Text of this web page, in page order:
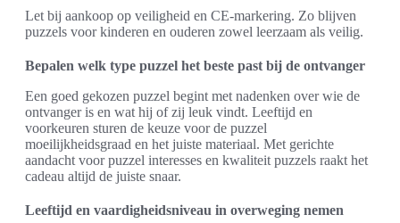
Let bij aankoop op veiligheid en CE-markering. Zo blijven
puzzels voor kinderen en ouderen zowel leerzaam als veilig.
Bepalen welk type puzzel het beste past bij de ontvanger
Een goed gekozen puzzel begint met nadenken over wie de
ontvanger is en wat hij of zij leuk vindt. Leeftijd en
voorkeuren sturen de keuze voor de puzzel
moeilijkheidsgraad en het juiste materiaal. Met gerichte
aandacht voor puzzel interesses en kwaliteit puzzels raakt het
cadeau altijd de juiste snaar.
Leeftijd en vaardigheidsniveau in overweging nemen